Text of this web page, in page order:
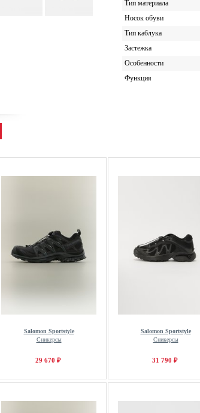
Тип материала
Носок обуви
Тип каблука
Застежка
Особенности
Функция
Salomon Sportstyle
Сникерсы
29 670 ₽
Salomon Sportstyle
Сникерсы
31 790 ₽